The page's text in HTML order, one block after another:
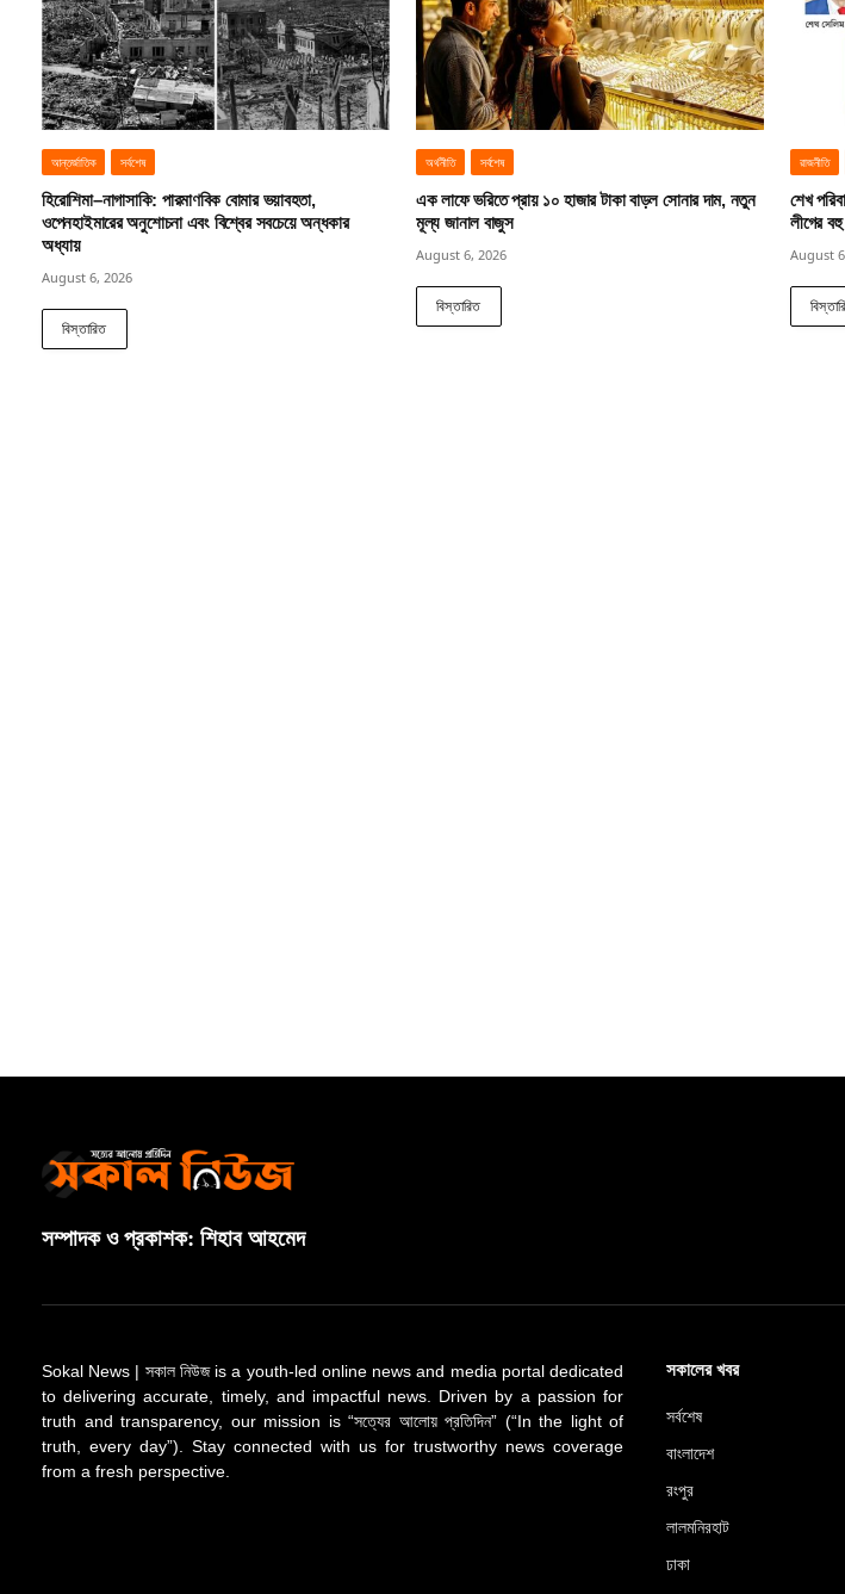
আন্তর্জাতিক সর্বশেষ
হিরোশিমা–নাগাসাকি: পারমাণবিক বোমার ভয়াবহতা,
ওপেনহাইমারের অনুশোচনা এবং বিশ্বের সবচেয়ে অন্ধকার
অধ্যায়
August 6, 2026
বিস্তারিত
অর্থনীতি সর্বশেষ
এক লাফে ভরিতে প্রায় ১০ হাজার টাকা বাড়ল সোনার দাম, নতুন
মূল্য জানাল বাজুস
August 6, 2026
বিস্তারিত
রাজনীতি
শেখ
লীগের বহু
August
সম্পাদক ও প্রকাশক: শিহাব আহমেদ
Sokal News | সকাল নিউজ is a youth-led online news and media portal dedicated
to delivering accurate, timely, and impactful news. Driven by a passion for
truth and transparency, our mission is “সত্যের আলোয় প্রতিদিন” (“In the light of
truth, every day”). Stay connected with us for trustworthy news coverage
from a fresh perspective.
সকালের খবর
সর্বশেষ
বাংলাদেশ
রংপুর
লালমনিরহাট
ঢাকা